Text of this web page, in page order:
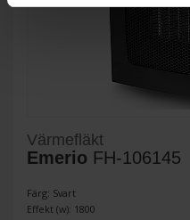
Värmefläkt
Emerio FH-106145
Färg: Svart
Effekt (w): 1800